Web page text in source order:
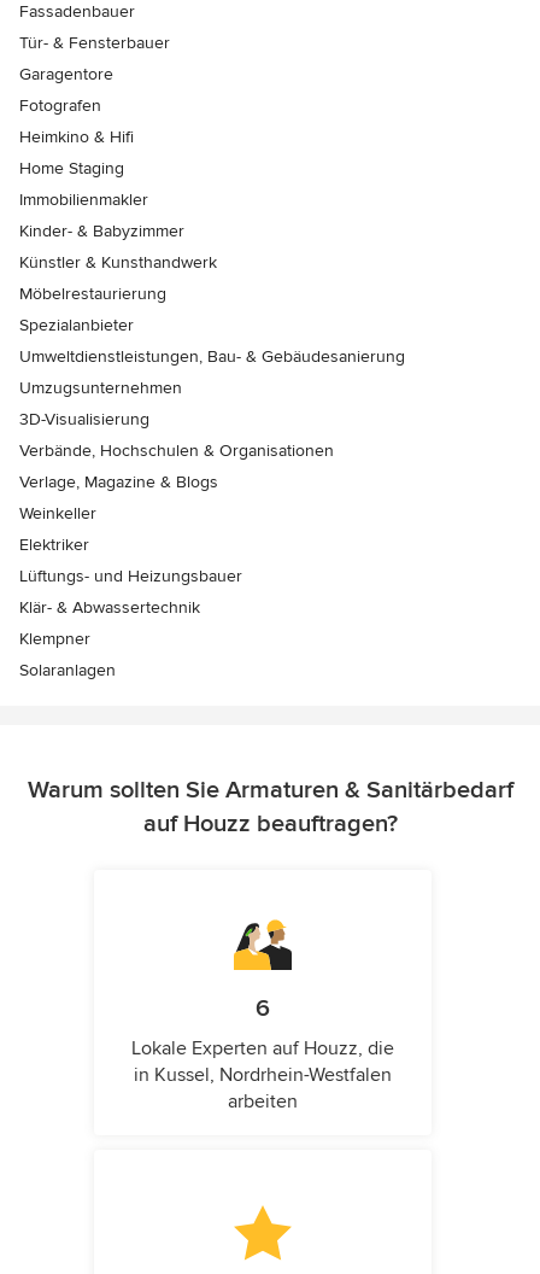
Fassadenbauer
Tür- & Fensterbauer
Garagentore
Fotografen
Heimkino & Hifi
Home Staging
Immobilienmakler
Kinder- & Babyzimmer
Künstler & Kunsthandwerk
Möbelrestaurierung
Spezialanbieter
Umweltdienstleistungen, Bau- & Gebäudesanierung
Umzugsunternehmen
3D-Visualisierung
Verbände, Hochschulen & Organisationen
Verlage, Magazine & Blogs
Weinkeller
Elektriker
Lüftungs- und Heizungsbauer
Klär- & Abwassertechnik
Klempner
Solaranlagen
Warum sollten Sie Armaturen & Sanitärbedarf
auf Houzz beauftragen?
6
Lokale Experten auf Houzz, die
in Kussel, Nordrhein-Westfalen
arbeiten